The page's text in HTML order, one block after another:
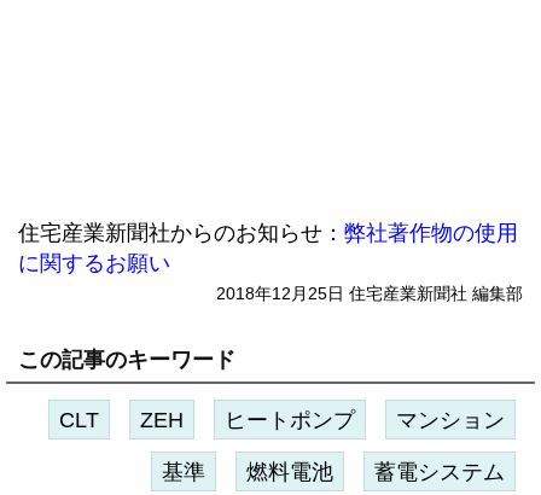
住宅産業新聞社からのお知らせ： 弊社著作物の使用
に関するお願い
2018年12月25日 住宅産業新聞社 編集部
この記事のキーワード
CLT ZEH ヒートポンプ マンション
基準 燃料電池 蓄電システム